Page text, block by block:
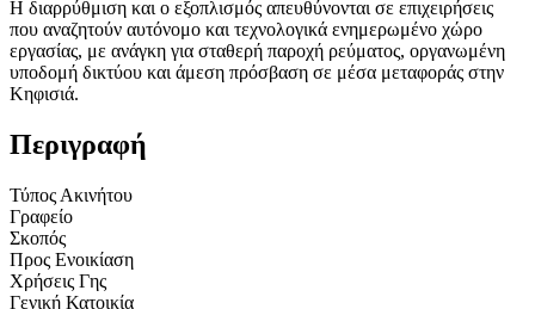
Η διαρρύθμιση και ο εξοπλισμός απευθύνονται σε επιχειρήσεις
που αναζητούν αυτόνομο και τεχνολογικά ενημερωμένο χώρο
εργασίας, με ανάγκη για σταθερή παροχή ρεύματος, οργανωμένη
υποδομή δικτύου και άμεση πρόσβαση σε μέσα μεταφοράς στην
Κηφισιά.
Περιγραφή
Τύπος Ακινήτου
Γραφείο
Σκοπός
Προς Ενοικίαση
Χρήσεις Γης
Γενική Κατοικία